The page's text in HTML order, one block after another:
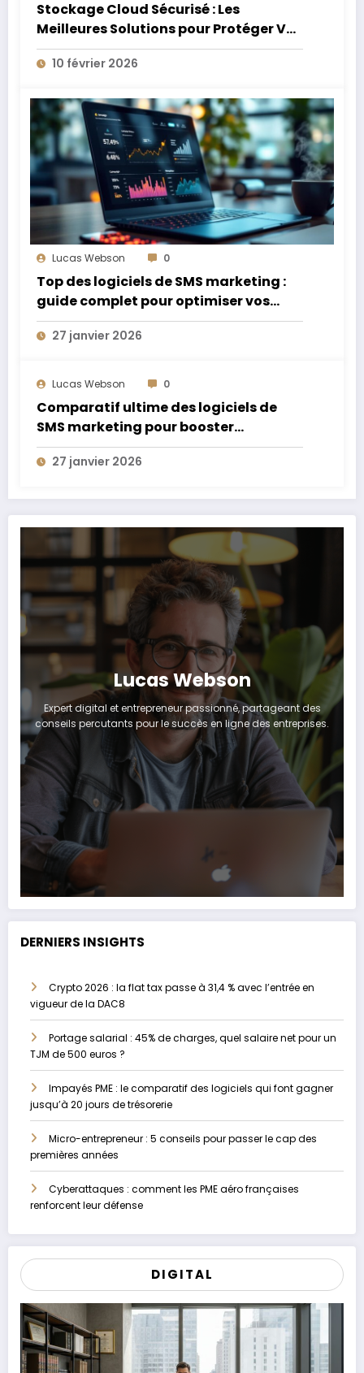
Stockage Cloud Sécurisé : Les
Meilleures Solutions pour Protéger Vos
Données Sensibles
10 février 2026
Lucas Webson 0
Top des logiciels de SMS marketing :
guide complet pour optimiser vos
campagnes
27 janvier 2026
Lucas Webson 0
Comparatif ultime des logiciels de
SMS marketing pour booster
l’efficacité de vos campagnes
27 janvier 2026
Lucas Webson
Expert digital et entrepreneur passionné, partageant des
conseils percutants pour le succès en ligne des entreprises.
DERNIERS INSIGHTS
Crypto 2026 : la flat tax passe à 31,4 % avec l’entrée en
vigueur de la DAC8
Portage salarial : 45% de charges, quel salaire net pour un
TJM de 500 euros ?
Impayés PME : le comparatif des logiciels qui font gagner
jusqu’à 20 jours de trésorerie
Micro-entrepreneur : 5 conseils pour passer le cap des
premières années
Cyberattaques : comment les PME aéro françaises
renforcent leur défense
DIGITAL